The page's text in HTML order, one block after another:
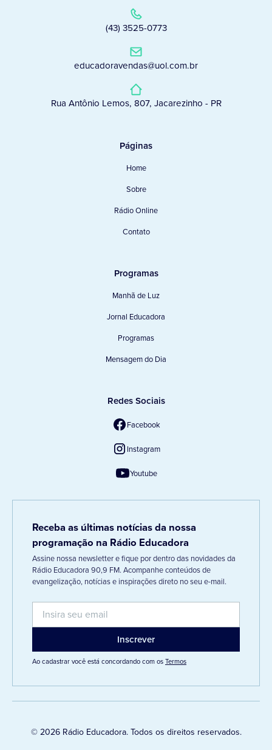
(43) 3525-0773
educadoravendas@uol.com.br
Rua Antônio Lemos, 807, Jacarezinho - PR
Páginas
Home
Sobre
Rádio Online
Contato
Programas
Manhã de Luz
Jornal Educadora
Programas
Mensagem do Dia
Redes Sociais
Facebook
Instagram
Youtube
Receba as últimas notícias da nossa
programação na Rádio Educadora
Assine nossa newsletter e fique por dentro das novidades da
Rádio Educadora 90,9 FM. Acompanhe conteúdos de
evangelização, notícias e inspirações direto no seu e-mail.
Ao cadastrar você está concordando com osTermos
© 2026 Rádio Educadora. Todos os direitos reservados.